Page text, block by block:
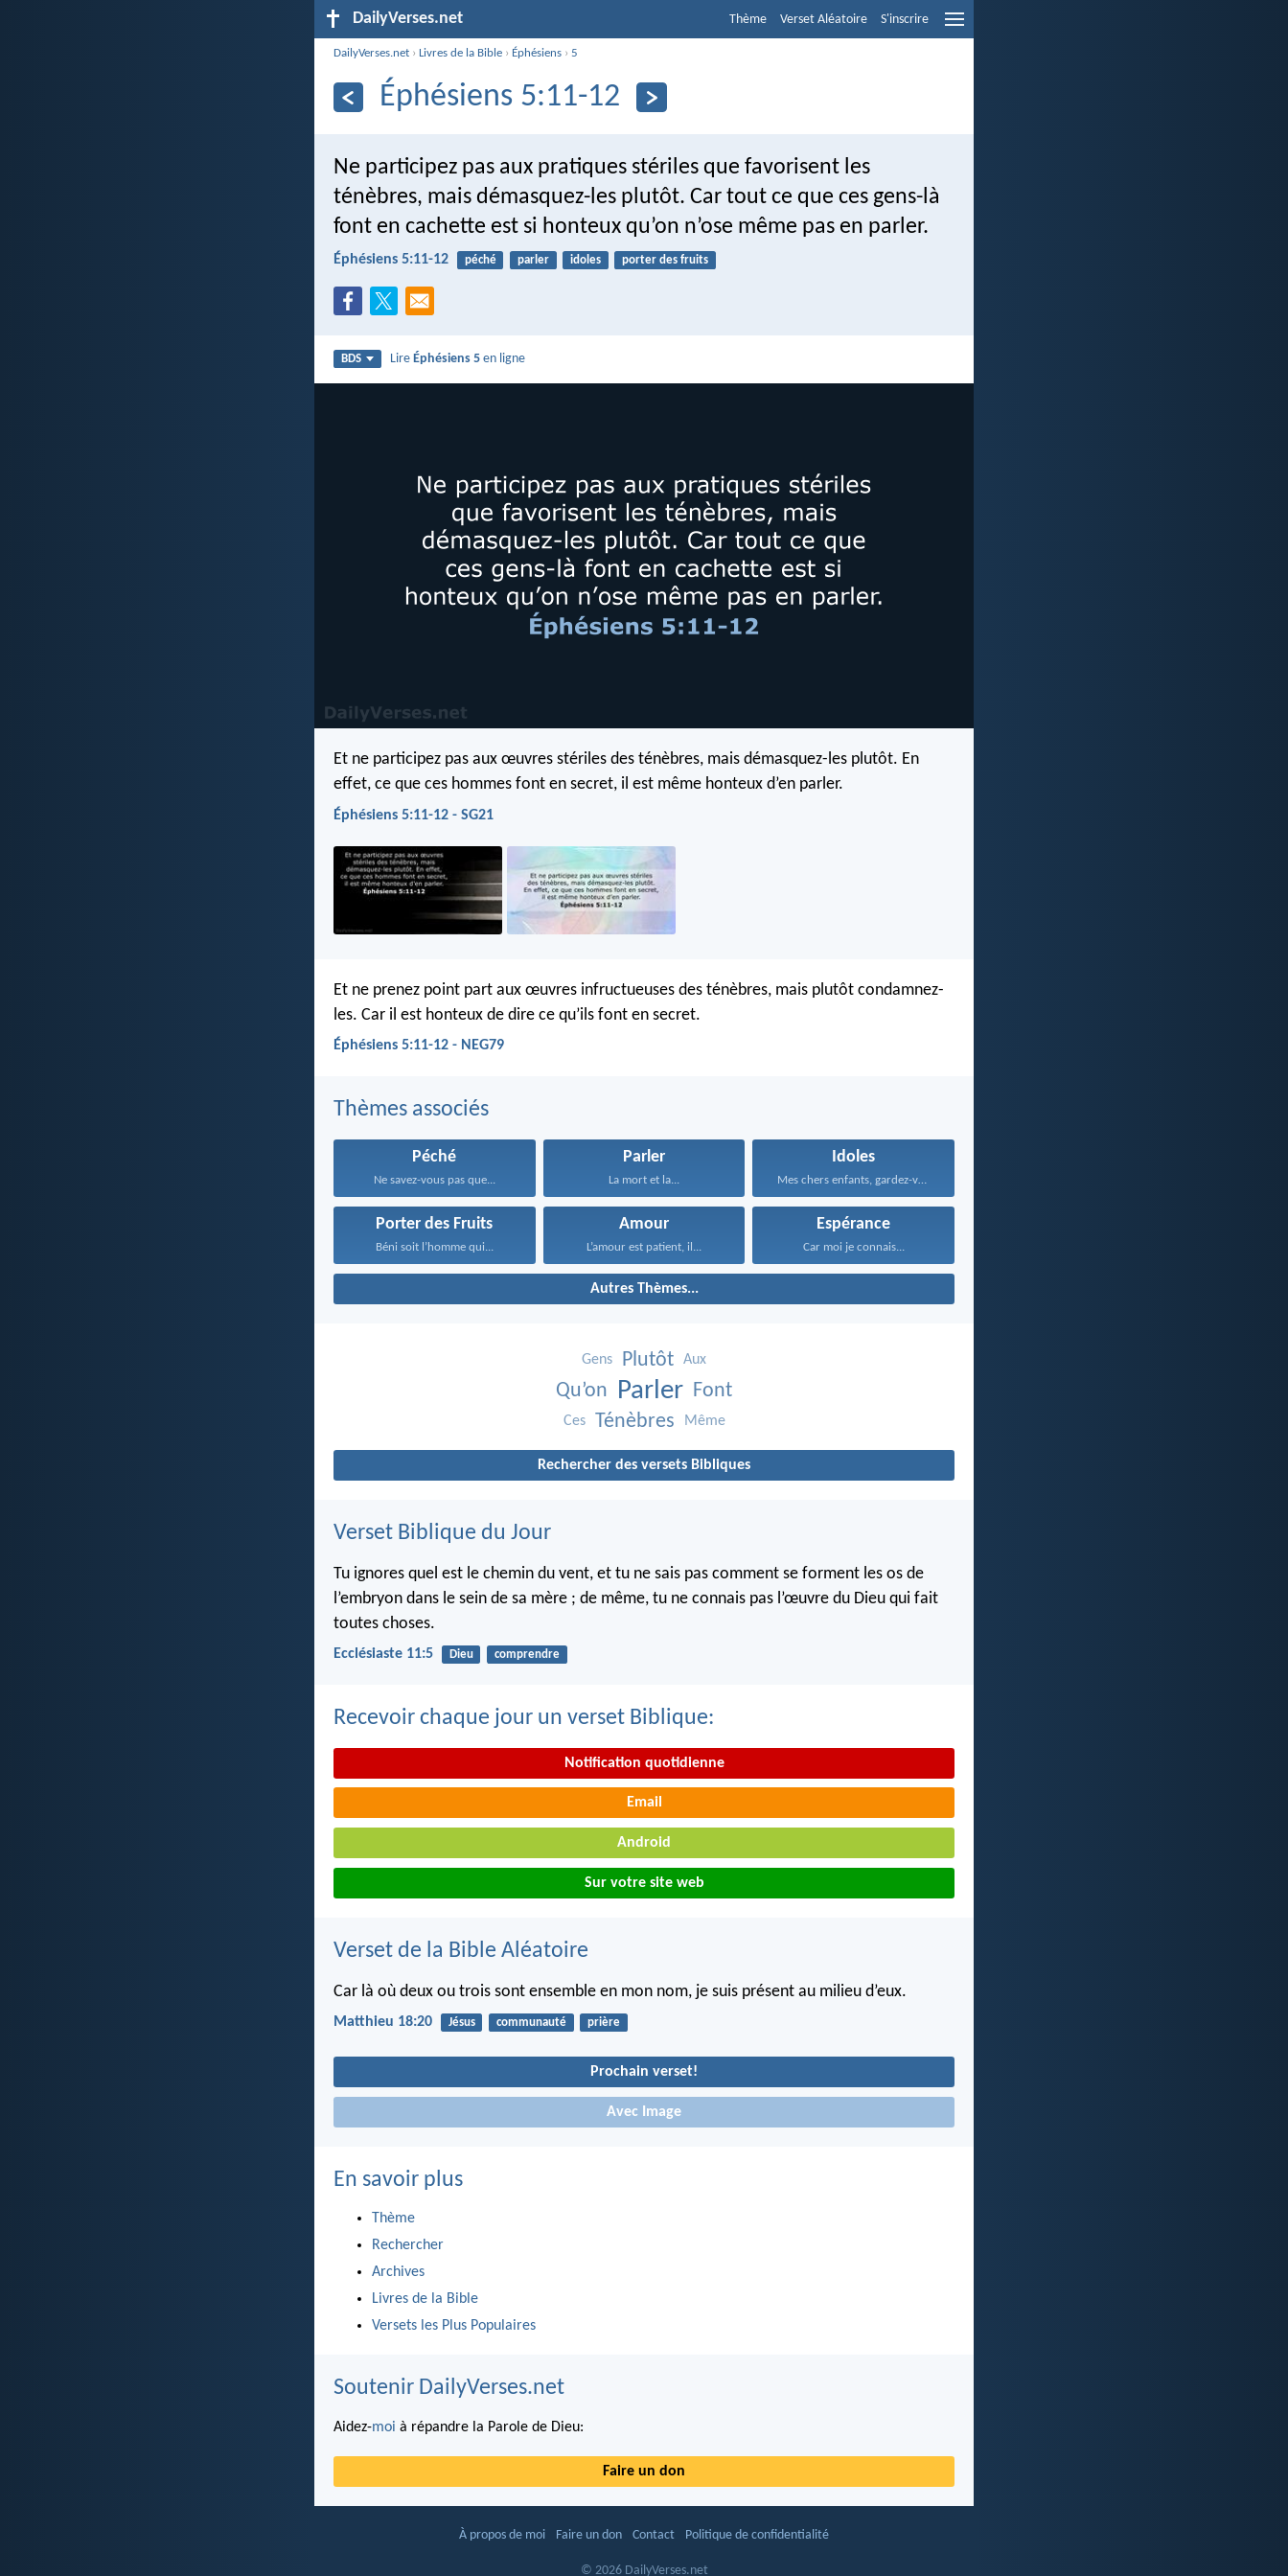
DailyVerses.net Thème Verset Aléatoire S'inscrire
DailyVerses.net ›Livres de la Bible › Éphésiens ›5
Éphésiens 5:11-12
Ne participez pas aux pratiques stériles que favorisent les
ténèbres, mais démasquez-les plutôt. Car tout ce que ces gens-là
font en cachette est si honteux qu’on n’ose même pas en parler.
Éphésiens 5:11-12 péché parler idoles porter des fruits
BDS LireÉphésiens 5 en ligne
Et ne participez pas aux œuvres stériles des ténèbres, mais démasquez-les plutôt. En
effet, ce que ces hommes font en secret, il est même honteux d’en parler.
Éphésiens 5:11-12 - SG21
Et ne prenez point part aux œuvres infructueuses des ténèbres, mais plutôt condamnez-
les. Car il est honteux de dire ce qu’ils font en secret.
Éphésiens 5:11-12 - NEG79
Thèmes associés
Péché
Ne savez-vous pas que...
Parler
La mort et la...
Idoles
Mes chers enfants, gardez-vous...
Porter des Fruits
Béni soit l’homme qui...
Amour
L’amour est patient, il...
Espérance
Car moi je connais...
Autres Thèmes...
Gens Plutôt Aux
Qu’on Parler Font
Ces Ténèbres Même
Rechercher des versets Bibliques
Verset Biblique du Jour
Tu ignores quel est le chemin du vent, et tu ne sais pas comment se forment les os de
l’embryon dans le sein de sa mère ; de même, tu ne connais pas l’œuvre du Dieu qui fait
toutes choses.
Ecclésiaste 11:5 Dieu comprendre
Recevoir chaque jour un verset Biblique:
Notification quotidienne
Email
Android
Sur votre site web
Verset de la Bible Aléatoire
Car là où deux ou trois sont ensemble en mon nom, je suis présent au milieu d’eux.
Matthieu 18:20 Jésus communauté prière
Prochain verset!
Avec Image
En savoir plus
Thème
Rechercher
Archives
Livres de la Bible
Versets les Plus Populaires
Soutenir DailyVerses.net
Aidez-moi à répandre la Parole de Dieu:
Faire un don
À propos de moi Faire un don Contact Politique de confidentialité
© 2026 DailyVerses.net